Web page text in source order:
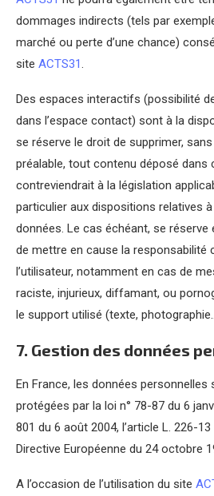
dommages indirects (tels par
marché ou perte d’une chance)
site ACTS31.
Des espaces interactifs (possibilité
dans l’espace contact) sont à la
se réserve le droit de supprimer,
préalable, tout contenu déposé dans
contreviendrait à la législation
particulier aux dispositions relatives
données. Le cas échéant, se réserve
de mettre en cause la responsabilité
l’utilisateur, notamment en cas de
raciste, injurieux, diffamant, ou
le support utilisé (texte,
7. Gestion des données
En France, les données
protégées par la loi n° 78-87 du 6
801 du 6 août 2004, l’article L. 226-
Directive Européenne du 24 octobre
A l’occasion de l’utilisation du site